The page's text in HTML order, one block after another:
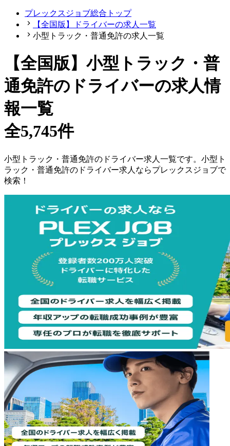
プレックスジョブ総合トップ
【全国版】ドライバーの求人一覧
小型トラック・普通免許の求人一覧
【全国版】 小型トラック・普
通免許のドライバーの求人情
報一覧
全5,745件
小型トラック・普通免許の ドライバー求人一覧です。 小型ト
ラック・普通免許の ドライバー求人ならプレックスジョブで
検索！